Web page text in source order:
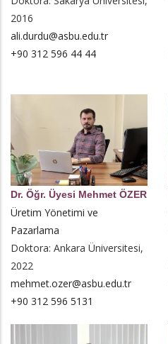
2016
ali.durdu@asbu.edu.tr
+90 312 596 44 44
Dr. Öğr. Üyesi Mehmet ÖZER
Üretim Yönetimi ve
Pazarlama
Doktora: Ankara Üniversitesi,
2022
mehmet.ozer@asbu.edu.tr
+90 312 596 5131